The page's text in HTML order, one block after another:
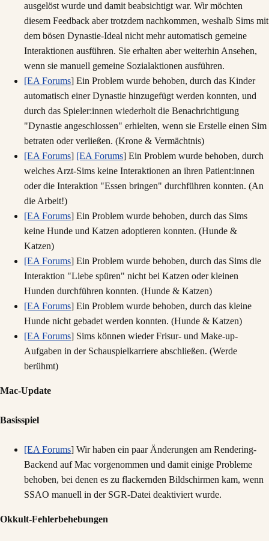
ausgelöst wurde und damit beabsichtigt war. Wir möchten
diesem Feedback aber trotzdem nachkommen, weshalb Sims mit
dem bösen Dynastie-Ideal nicht mehr automatisch gemeine
Interaktionen ausführen. Sie erhalten aber weiterhin Ansehen,
wenn sie manuell gemeine Sozialaktionen ausführen.
[EA Forums] Ein Problem wurde behoben, durch das Kinder
automatisch einer Dynastie hinzugefügt werden konnten, und
durch das Spieler:innen wiederholt die Benachrichtigung
"Dynastie angeschlossen" erhielten, wenn sie Erstelle einen Sim
betraten oder verließen. (Krone & Vermächtnis)
[EA Forums] [EA Forums] Ein Problem wurde behoben, durch
welches Arzt-Sims keine Interaktionen an ihren Patient:innen
oder die Interaktion "Essen bringen" durchführen konnten. (An
die Arbeit!)
[EA Forums] Ein Problem wurde behoben, durch das Sims
keine Hunde und Katzen adoptieren konnten. (Hunde &
Katzen)
[EA Forums] Ein Problem wurde behoben, durch das Sims die
Interaktion "Liebe spüren" nicht bei Katzen oder kleinen
Hunden durchführen konnten. (Hunde & Katzen)
[EA Forums] Ein Problem wurde behoben, durch das kleine
Hunde nicht gebadet werden konnten. (Hunde & Katzen)
[EA Forums] Sims können wieder Frisur- und Make-up-
Aufgaben in der Schauspielkarriere abschließen. (Werde
berühmt)
Mac-Update
Basisspiel
[EA Forums] Wir haben ein paar Änderungen am Rendering-
Backend auf Mac vorgenommen und damit einige Probleme
behoben, bei denen es zu flackernden Bildschirmen kam, wenn
SSAO manuell in der SGR-Datei deaktiviert wurde.
Okkult-Fehlerbehebungen